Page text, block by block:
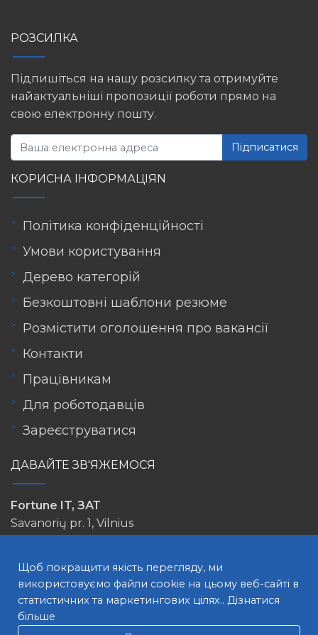
РОЗСИЛКА
Підпишіться на нашу розсилку та отримуйте
найактуальніші пропозиції роботи прямо на
свою електронну пошту.
Підписатися
КОРИСНА ІНФОРМАЦІЯN
Політика конфіденційності
Умови користування
Дерево категорій
Безкоштовні шаблони резюме
Розмістити оголошення про вакансії
Контакти
Працівникам
Для роботодавців
Зареєструватися
ДАВАЙТЕ ЗВ'ЯЖЕМОСЯ
Fortune IT, ЗАТ
Savanorių pr. 1, Vilnius
Щоб покращити якість перегляду, ми
використовуємо файли cookie на цьому веб-сайті в
статистичних та маркетингових цілях.. Дізнатися
більше